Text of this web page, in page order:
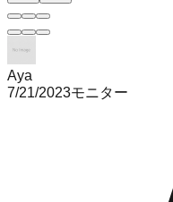
Aya
7/21/2023モニター